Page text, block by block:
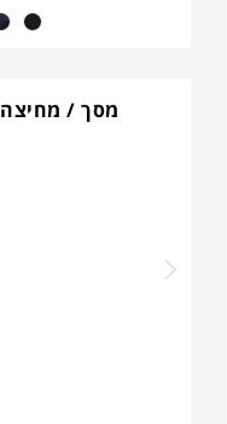
מסך / מחיצה CARTOONS